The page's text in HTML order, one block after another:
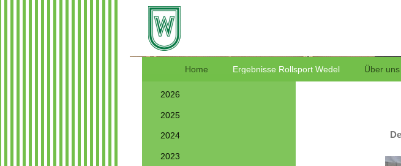
Home Ergebnisse Rollsport Wedel Über uns
2026
2025
2024
2023